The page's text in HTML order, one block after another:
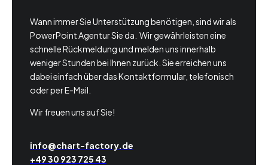
Wann immer Sie Unterstützung benötigen, sind wir als
PowerPoint Agentur Sie da. Wir gewährleisten eine
schnelle Rückmeldung und melden uns innerhalb
weniger Stunden bei Ihnen zurück. Sie erreichen uns
dabei einfach über das Kontaktformular, telefonisch
oder per E-Mail.
Wir freuen uns auf Sie!
info@chart-factory.de
+49 30 923 725 43